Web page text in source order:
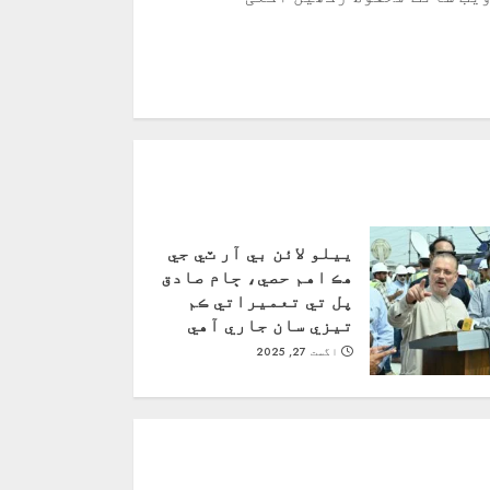
ييلو لائن بي آر ٽي جي
هڪ اهم حصي، ڄام صادق
پل تي تعميراتي ڪم
تيزي سان جاري آهي
اگست 27, 2025